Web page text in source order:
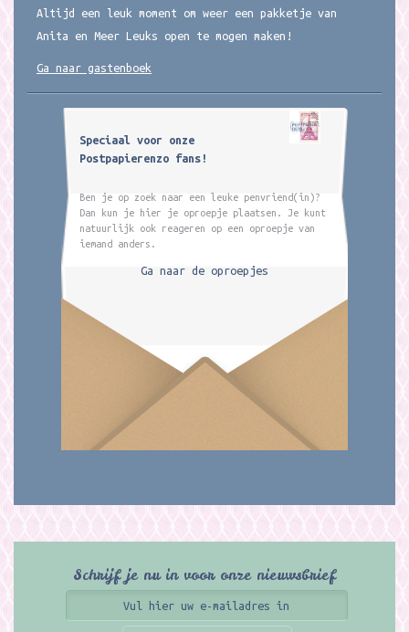
Altijd een leuk moment om weer een pakketje van
Anita en Meer Leuks open te mogen maken!
Ga naar gastenboek
Speciaal voor onze
Postpapierenzo fans!
Ben je op zoek naar een leuke penvriend(in)?
Dan kun je hier je oproepje plaatsen. Je kunt
natuurlijk ook reageren op een oproepje van
iemand anders.
Ga naar de oproepjes
Schrijf je nu in voor onze nieuwsbrief